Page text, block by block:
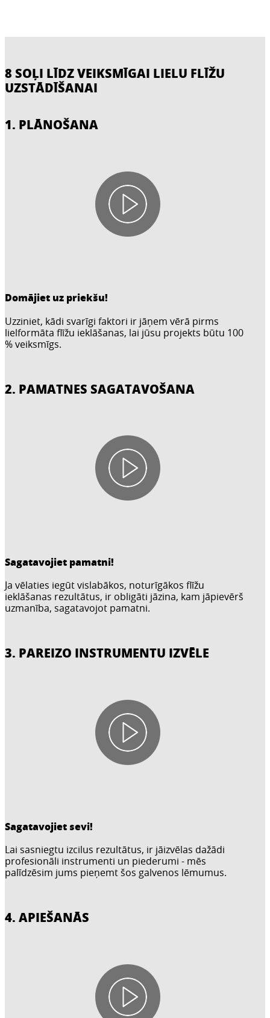
8 SOĻI LĪDZ VEIKSMĪGAI LIELU FLĪŽU
UZSTĀDĪŠANAI
1. PLĀNOŠANA
Domājiet uz priekšu!
Uzziniet, kādi svarīgi faktori ir jāņem vērā pirms
lielformāta flīžu ieklāšanas, lai jūsu projekts būtu 100
% veiksmīgs.
2. PAMATNES SAGATAVOŠANA
Sagatavojiet pamatni!
Ja vēlaties iegūt vislabākos, noturīgākos flīžu
ieklāšanas rezultātus, ir obligāti jāzina, kam jāpievērš
uzmanība, sagatavojot pamatni.
3. PAREIZO INSTRUMENTU IZVĒLE
Sagatavojiet sevi!
Lai sasniegtu izcilus rezultātus, ir jāizvēlas dažādi
profesionāli instrumenti un piederumi - mēs
palīdzēsim jums pieņemt šos galvenos lēmumus.
4. APIEŠANĀS